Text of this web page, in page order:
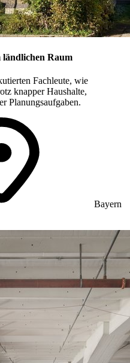
ländlichen Raum
Fachleute, wie
knapper Haushalte,
Planungsaufgaben.
Bayern